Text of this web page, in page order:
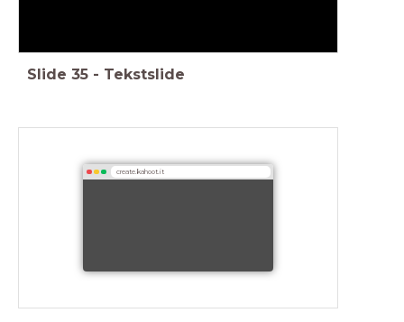
Slide 35 - Tekstslide
create.kahoot.it